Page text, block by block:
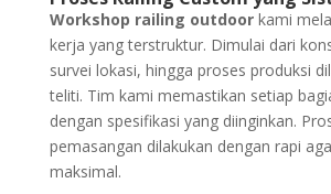
Workshop railing outdoorkami
kerja yang terstruktur. Dimulai dari
survei lokasi, hingga proses produksi
teliti. Tim kami memastikan setiap
dengan spesifikasi yang diinginkan.
pemasangan dilakukan dengan rapi
maksimal.